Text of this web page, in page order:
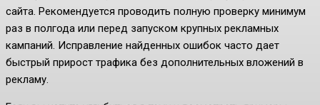
сайта. Рекомендуется проводить полную проверку минимум
раз в полгода или перед запуском крупных рекламных
кампаний. Исправление найденных ошибок часто дает
быстрый прирост трафика без дополнительных вложений в
рекламу.